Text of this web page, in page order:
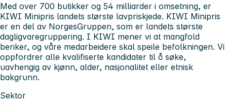
Med over 700 butikker og 54 milliarder i omsetning, er
KIWI Minipris landets største lavpriskjede. KIWI Minipris
er en del av NorgesGruppen, som er landets største
dagligvaregruppering. I KIWI mener vi at mangfold
beriker, og våre medarbeidere skal speile befolkningen. Vi
oppfordrer alle kvalifiserte kandidater til å søke,
uavhengig av kjønn, alder, nasjonalitet eller etnisk
bakgrunn.
Sektor